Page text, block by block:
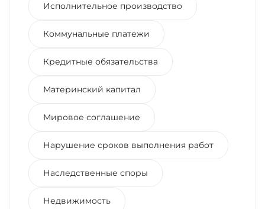
Исполнительное производство
Коммунальные платежи
Кредитные обязательства
Материнский капитал
Мировое соглашение
Нарушение сроков выполнения работ
Наследственные споры
Недвижимость